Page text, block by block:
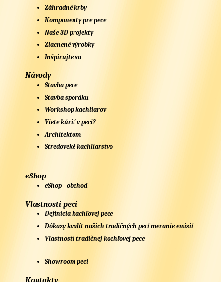
Záhradné krby
Komponenty pre pece
Naše 3D projekty
Zlacnené výrobky
Inšpirujte sa
Návody
Stavba pece
Stavba sporáku
Workshop kachliarov
Viete kúriť v peci?
Architektom
Stredoveké kachliarstvo
eShop
eShop - obchod
Vlastnosti pecí
Definícia kachľovej pece
Dôkazy kvalít našich tradičných pecí meranie emisií
Vlastnosti tradičnej kachľovej pece
Showroom pecí
Kontakty